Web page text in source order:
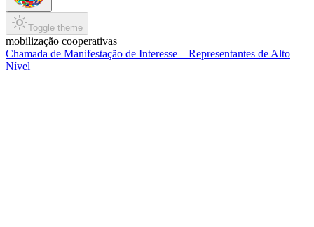
Toggle theme
mobilização cooperativas
Chamada de Manifestação de Interesse – Representantes de Alto
Nível